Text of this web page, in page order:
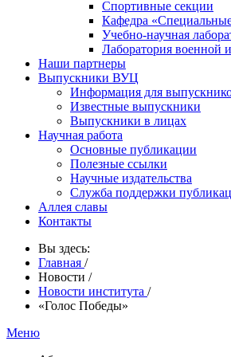
Спортивные секции
Кафедра
Учебно-научная
Лаборатория военной
Наши партнеры
Выпускники ВУЦ
Информация для
Известные выпускники
Выпускники в лицах
Научная работа
Основные публикации
Полезные ссылки
Научные издательства
Служба поддержки
Аллея славы
Контакты
Вы здесь:
Главная /
Новости /
Новости института /
«Голос Победы»
Меню